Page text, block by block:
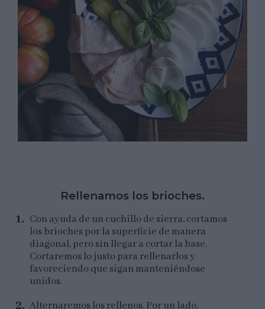
Rellenamos los brioches.
Con ayuda de un cuchillo de sierra, cortamos
los brioches por la superficie de manera
diagonal, pero sin llegar a cortar la base.
Cortaremos lo justo para rellenarlos y
favoreciendo que sigan manteniéndose
unidos.
Alternaremos los rellenos. Por un lado,